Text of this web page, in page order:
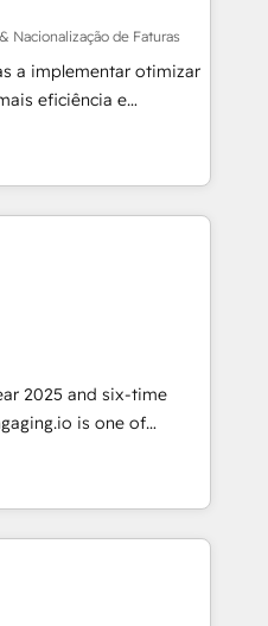
compliant
⚖️ Legal: client
workflows 🛒 E-
lifecycle and
🏭
operational
500+
technical, fast, and
Nacionalização de Faturas
a implementar otimizar
eficiência e
Artificial para
sistemas organizar
O objetivo é
equipes
oficiais da HubSpot
globais permitindo
em reais com nota
de até 50% na
IA especializados em
tarefas executam rotinas
a Nexforce. Somos
na América Latina e
2025 and six-time
Agency Partners
HubSpot
With 700+ projects
North America, we help
data architecture,